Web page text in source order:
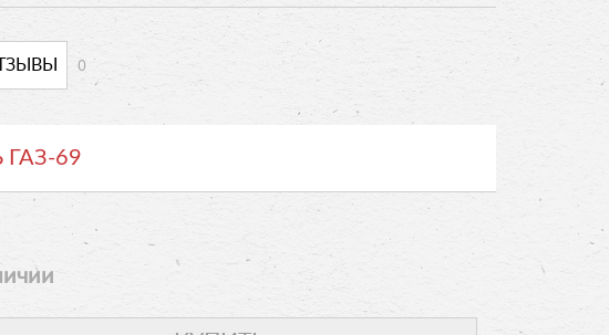
0
ГАЗ-69